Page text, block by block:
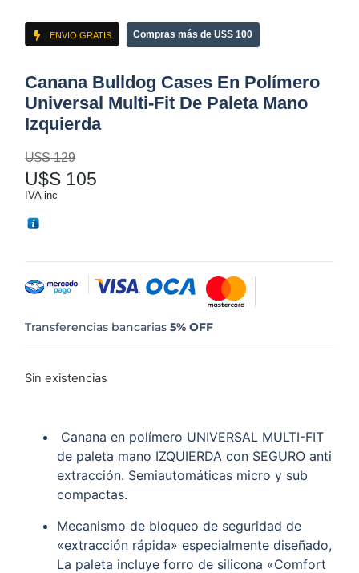
ENVIO GRATIS Compras más de U$S 100
Canana Bulldog Cases En Polímero
Universal Multi-Fit De Paleta Mano
Izquierda
U$S129
U$S 105
IVA inc
Transferencias bancarias5% OFF
Sin existencias
Canana en polímero UNIVERSAL MULTI-FIT
de paleta mano IZQUIERDA con SEGURO anti
extracción. Semiautomáticas micro y sub
compactas.
Mecanismo de bloqueo de seguridad de
«extracción rápida» especialmente diseñado,
La paleta incluye forro de silicona «Comfort